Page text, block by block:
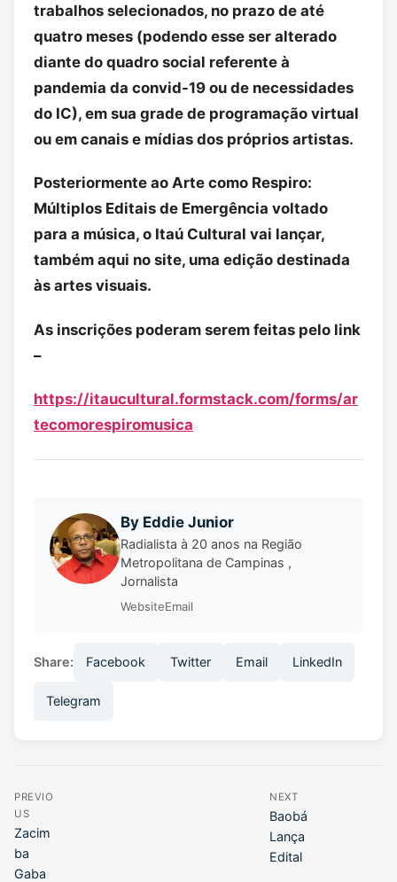
trabalhos selecionados, no prazo de até
quatro meses (podendo esse ser alterado
diante do quadro social referente à
pandemia da convid-19 ou de necessidades
do IC), em sua grade de programação virtual
ou em canais e mídias dos próprios artistas.
Posteriormente ao Arte como Respiro:
Múltiplos Editais de Emergência voltado
para a música, o Itaú Cultural vai lançar,
também aqui no site, uma edição destinada
às artes visuais.
As inscrições poderam serem feitas pelo link
–
https://itaucultural.formstack.com/forms/ar
tecomorespiromusica
By Eddie Junior
Radialista à 20 anos na Região
Metropolitana de Campinas ,
Jornalista
WebsiteEmail
Share: Facebook Twitter Email LinkedIn
Telegram
PREVIO
US
Zacim
ba
Gaba
NEXT
Baobá
Lança
Edital